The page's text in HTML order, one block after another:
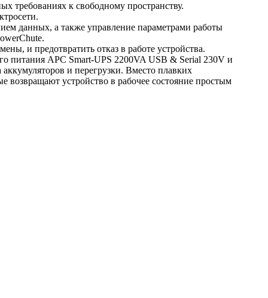
требованиях к свободному пространству.
данных, а также управление параметрами работы
и предотвратить отказ в работе устройства.
питания APC Smart-UPS 2200VA USB & Serial 230V и
и перегрузки. Вместо плавких
возвращают устройство в рабочее состояние простым